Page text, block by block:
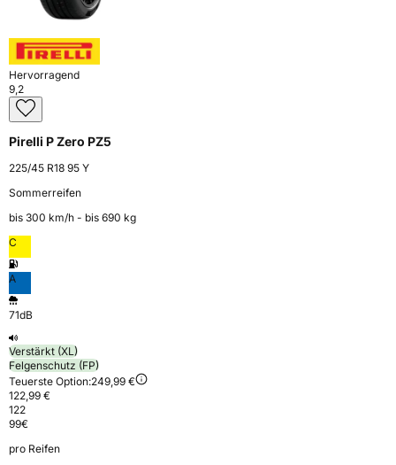
Hervorragend
9,2
Pirelli P Zero PZ5
225/45 R18 95 Y
Sommerreifen
bis 300 km⁠/⁠h - bis 690 kg
C
A
71dB
Verstärkt (XL)
Felgenschutz (FP)
Teuerste Option:249,99 €
122,99 €
122
99€
pro Reifen